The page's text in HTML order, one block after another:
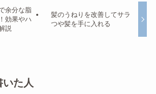
余分な脂
効果やハ
説
髪のうねりを改善してサラ
つや髪を手に入れる
た人